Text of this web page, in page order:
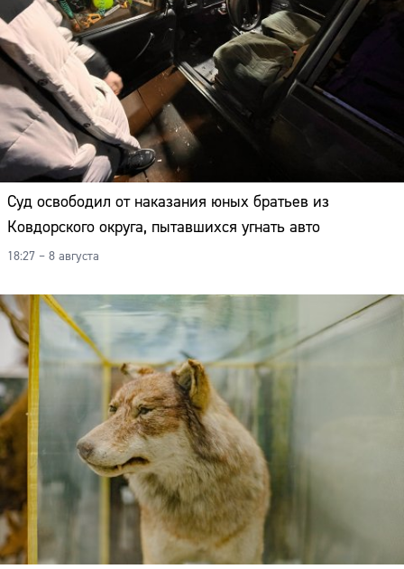
Суд освободил от наказания юных братьев из
Ковдорского округа, пытавшихся угнать авто
18:27 – 8 августа